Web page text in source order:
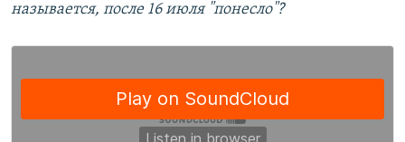
называется, после 16 июля "понесло"?